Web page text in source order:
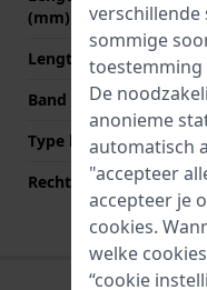
(mm)
Lengte band op 6 uur
Band maat
Type bevestiging
Rechte bandaanzet
verschillende
sommige
toestemming
De
anonieme
automatisch
"accepteer
accepteer je
cookies.
welke
“cookie